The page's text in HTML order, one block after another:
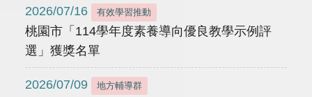
2026/07/16 有效學習推動
桃園市「114學年度素養導向優良教學示例評
選」獲獎名單
2026/07/09 地方輔導群